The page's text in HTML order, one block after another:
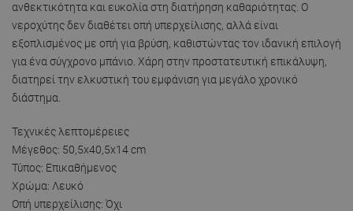
ανθεκτικότητα και ευκολία στη διατήρηση καθαριότητας. Ο
νεροχύτης δεν διαθέτει οπή υπερχείλισης, αλλά είναι
εξοπλισμένος με οπή για βρύση, καθιστώντας τον ιδανική επιλογή
για ένα σύγχρονο μπάνιο. Χάρη στην προστατευτική επικάλυψη,
διατηρεί την ελκυστική του εμφάνιση για μεγάλο χρονικό
διάστημα.
Τεχνικές λεπτομέρειες
Μέγεθος: 50,5x40,5x14 cm
Τύπος: Επικαθήμενος
Χρώμα: Λευκό
Οπή υπερχείλισης: Όχι